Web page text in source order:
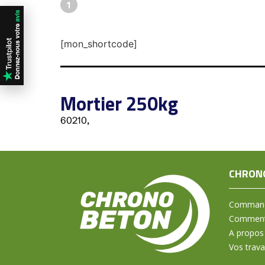
1
[mon_shortcode]
Mortier 250kg
60210,
A propos
Vos